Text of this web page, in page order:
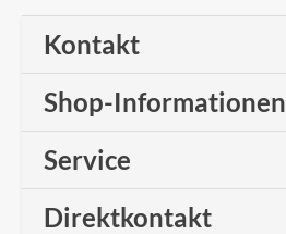
Kontakt
Shop-Informationen
Service
Direktkontakt